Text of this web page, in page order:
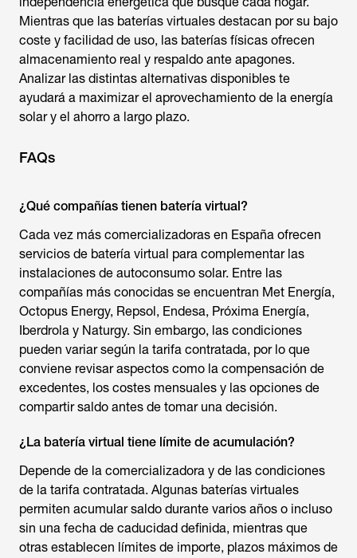
Mientras que las baterías virtuales destacan por su bajo
coste y facilidad de uso, las baterías físicas ofrecen
almacenamiento real y respaldo ante apagones.
Analizar las distintas alternativas disponibles te
ayudará a maximizar el aprovechamiento de la energía
solar y el ahorro a largo plazo.
FAQs
¿Qué compañías tienen batería virtual?
Cada vez más comercializadoras en España ofrecen
servicios de batería virtual para complementar las
instalaciones de autoconsumo solar. Entre las
compañías más conocidas se encuentran Met Energía,
Octopus Energy, Repsol, Endesa, Próxima Energía,
Iberdrola y Naturgy. Sin embargo, las condiciones
pueden variar según la tarifa contratada, por lo que
conviene revisar aspectos como la compensación de
excedentes, los costes mensuales y las opciones de
compartir saldo antes de tomar una decisión.
¿La batería virtual tiene límite de acumulación?
Depende de la comercializadora y de las condiciones
de la tarifa contratada. Algunas baterías virtuales
permiten acumular saldo durante varios años o incluso
sin una fecha de caducidad definida, mientras que
otras establecen límites de importe, plazos máximos de